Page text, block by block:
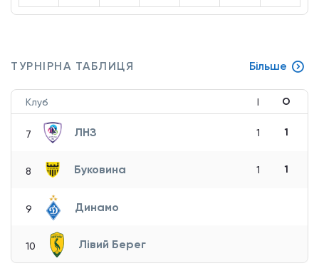
ТУРНІРНА ТАБЛИЦЯ Більше
Клуб І О
7 ЛНЗ 1 1
8 Буковина 1 1
9 Динамо
10 Лівий Берег